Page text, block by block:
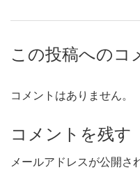
この投稿へのコ
コメントはありません。
コメントを残す
メールアドレスが公開さ